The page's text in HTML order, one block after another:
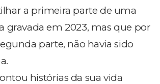
a primeira parte de uma
gravada em 2023, mas que por
parte, não havia sido
histórias da sua vida